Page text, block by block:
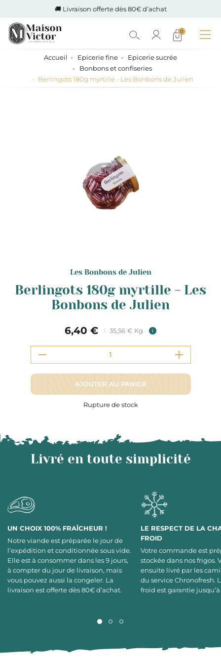
🚚 Livraison offerte dès 80€ d’achat
0
Accueil Epicerie fine
Epicerie sucrée
Bonbons et confiseries
Berlingots 180g myrtille - Les Bonbons de Julien
Les Bonbons de Julien
Berlingots 180g myrtille - Les
Bonbons de Julien
6,40 € 35,56 € Kg i
AJOUTER AU PANIER
Rupture de stock
Livré en toute simplicité
UN CHOIX 100% FRAÎCHEUR !
Notre viande est préparée le jour de
l’expédition et conditionnée sous vide.
Elle est à consommer dans les 9 jours,
à compter du jour de livraison, mais
vous pouvez aussi la congeler. La
livraison est offerte dès 80€ d’achat.
LE RESPECT DE LA
FROID
Votre commande est
stockée dans nos frigos.
ensuite livré par les
du service Chronofresh.
froid est garantie